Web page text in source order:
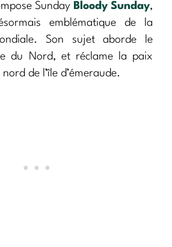
Sunday Bloody Sunday,
emblématique de la
Son sujet aborde le
du Nord, et réclame la paix
de l’île d’émeraude.